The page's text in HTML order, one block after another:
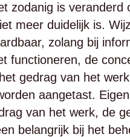
zodanig is veranderd
meer duidelijk is.
zolang bij
functioneren, de
gedrag van het
aangetast.
van het werk, de
belangrijk bij het